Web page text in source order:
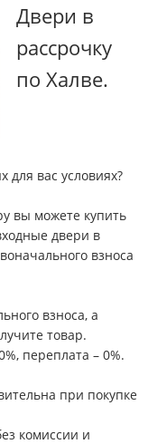
Двери в
рассрочку
по Халве.
для вас условиях?
вы можете купить
двери в
взноса
взноса, а
товар.
переплата – 0%.
при покупке
комиссии и